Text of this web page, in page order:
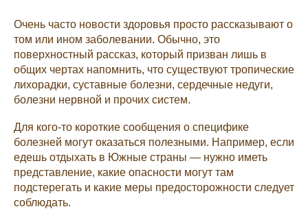
Очень часто новости здоровья просто рассказывают о
том или ином заболевании. Обычно, это
поверхностный рассказ, который призван лишь в
общих чертах напомнить, что существуют тропические
лихорадки, суставные болезни, сердечные недуги,
болезни нервной и прочих систем.
Для кого-то короткие сообщения о специфике
болезней могут оказаться полезными. Например, если
едешь отдыхать в Южные страны — нужно иметь
представление, какие опасности могут там
подстерегать и какие меры предосторожности следует
соблюдать.